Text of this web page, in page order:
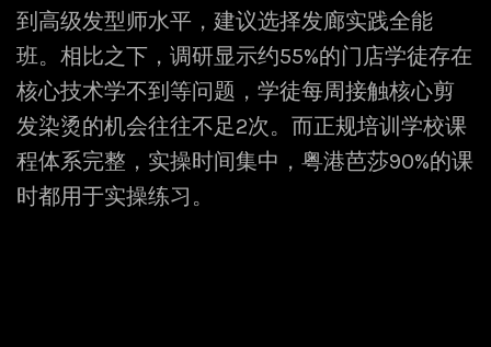
到高级发型师水平，建议选择发廊实践全能
班。相比之下，调研显示约55%的门店学徒存在
核心技术学不到等问题，学徒每周接触核心剪
发染烫的机会往往不足2次。而正规培训学校课
程体系完整，实操时间集中，粤港芭莎90%的课
时都用于实操练习。